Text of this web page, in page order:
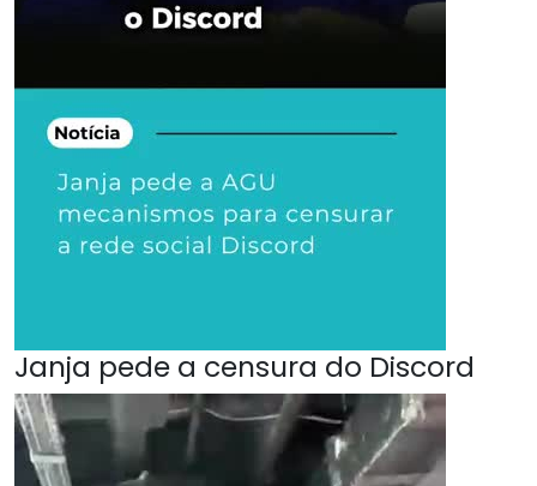
Janja pede a censura do Discord